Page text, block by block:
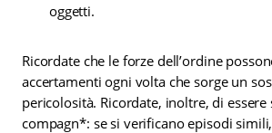
oggetti.
Ricordate che le forze dell’ordine
accertamenti ogni volta che sorge un
pericolosità. Ricordate, inoltre, di
compagn*: se si verificano episodi